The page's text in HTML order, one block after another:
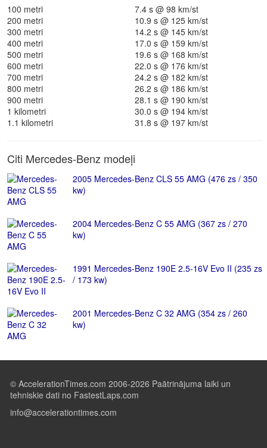
100 metri
7.4 s @ 98 km/st
200 metri
10.9 s @ 125 km/st
300 metri
14.2 s @ 145 km/st
400 metri
17.0 s @ 159 km/st
500 metri
19.6 s @ 168 km/st
600 metri
22.0 s @ 176 km/st
700 metri
24.2 s @ 182 km/st
800 metri
26.2 s @ 186 km/st
900 metri
28.1 s @ 190 km/st
1 kilometri
30.0 s @ 194 km/st
1.1 kilometri
31.8 s @ 197 km/st
Citi Mercedes-Benz modeļi
2005 Mercedes-Benz CLS 55 AMG (476 zs / 350
kw)
2004 Mercedes-Benz C 55 AMG (367 zs / 270
kw)
1991 Mercedes-Benz 190E 2.5-16V Evo II (235 zs
/ 173 kw)
2001 Mercedes-Benz C 32 AMG (354 zs / 260
kw)
© AccelerationTimes.com 2006-2026 Paātrinājuma laiki un
tehniskie dati no FastestLaps.com
info@accelerationtimes.com